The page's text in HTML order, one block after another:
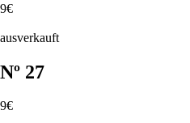
9€
ausverkauft
Nº 27
9€